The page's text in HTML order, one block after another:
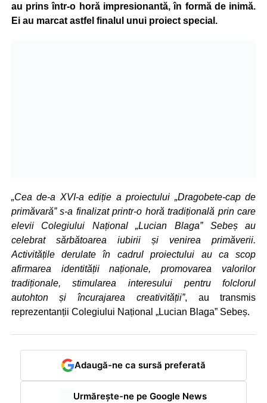
au prins într-o horă impresionantă, în formă de inimă.
Ei au marcat astfel finalul unui proiect special.
„Cea de-a XVI-a ediție a proiectului „Dragobete-cap de
primăvară” s-a finalizat printr-o horă tradițională prin care
elevii Colegiului Național „Lucian Blaga” Sebeș au
celebrat sărbătoarea iubirii și venirea primăverii.
Activitățile derulate în cadrul proiectului au ca scop
afirmarea identității naționale, promovarea valorilor
tradiționale, stimularea interesului pentru folclorul
autohton și încurajarea creativității”, au transmis
reprezentanții Colegiului Național „Lucian Blaga” Sebeș.
Adaugă-ne ca sursă preferată
Urmărește-ne pe Google News